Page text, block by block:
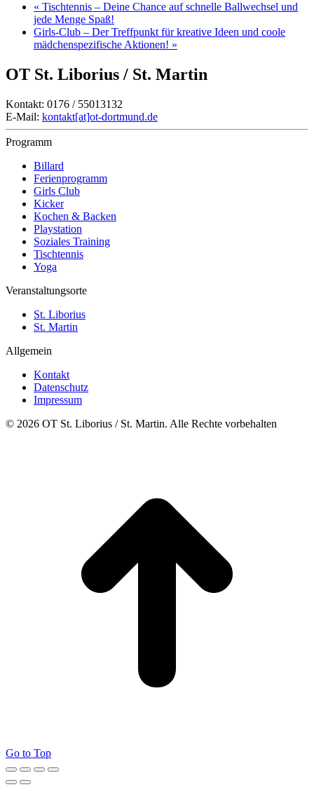
« Tischtennis – Deine Chance auf schnelle Ballwechsel und
jede Menge Spaß!
Girls-Club – Der Treffpunkt für kreative Ideen und coole
mädchenspezifische Aktionen! »
OT St. Liborius / St. Martin
Kontakt: 0176 / 55013132
E-Mail: kontakt[at]ot-dortmund.de
Programm
Billard
Ferienprogramm
Girls Club
Kicker
Kochen & Backen
Playstation
Soziales Training
Tischtennis
Yoga
Veranstaltungsorte
St. Liborius
St. Martin
Allgemein
Kontakt
Datenschutz
Impressum
© 2026 OT St. Liborius / St. Martin. Alle Rechte vorbehalten
Go to Top